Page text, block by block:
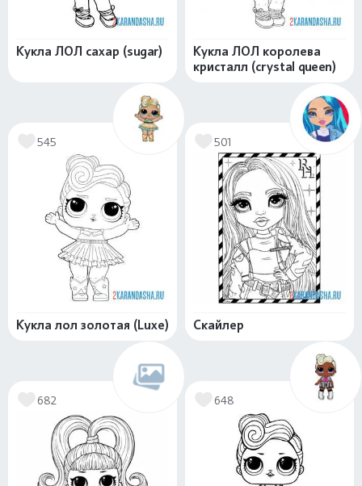
Кукла ЛОЛ сахар (sugar)
Кукла ЛОЛ королева
кристалл (crystal queen)
545
Кукла лол золотая (Luxe)
501
Скайлер
682 648